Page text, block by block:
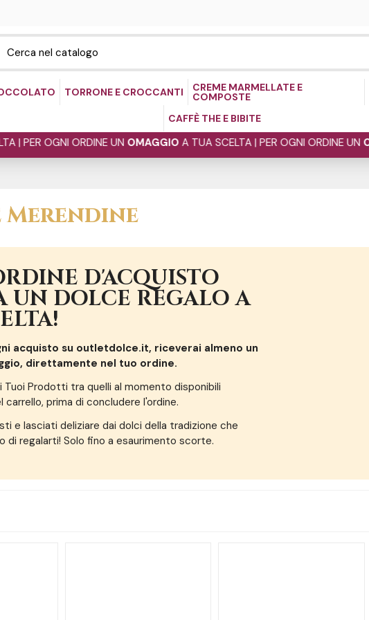
TORRONE E CROCCANTI CREME MARMELLATE E
COMPOSTE
CAFFÈ THE E BIBITE
ORDINE UNOMAGGIOA TUA SCELTA | PER OGNI ORDINE UNOMAGGIO
D'ACQUISTO
UN DOLCE REGALO A
acquisto su outletdolce.it, riceverai almeno un
direttamente nel tuo ordine.
Tuoi Prodotti tra quelli al momento disponibili
prima di concludere l'ordine.
e lasciati deliziare dai dolci della tradizione che
di regalarti! Solo fino a esaurimento scorte.